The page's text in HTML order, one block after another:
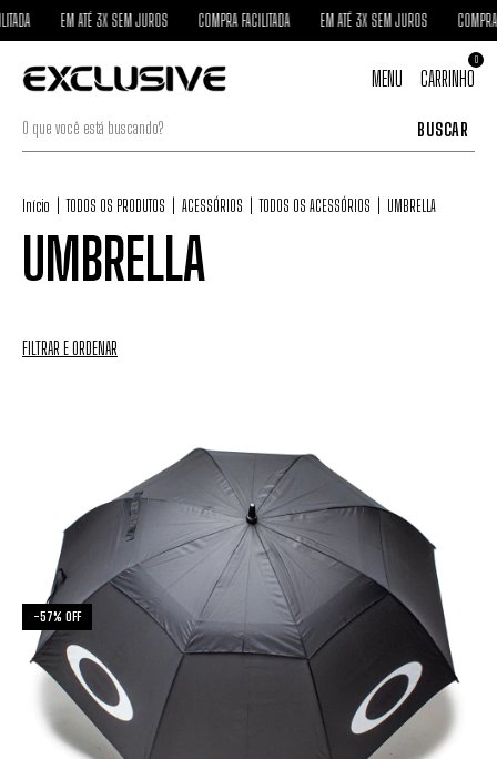
EM ATÉ 3X SEM JUROS COMPRA FACILITADA EM ATÉ 3X SEM JUROS
MENU CARRINHO
0
BUSCAR
Início TODOS OS PRODUTOS ACESSÓRIOS TODOS OS ACESSÓRIOS UMBRELLA
UMBRELLA
FILTRAR E ORDENAR
-57% OFF